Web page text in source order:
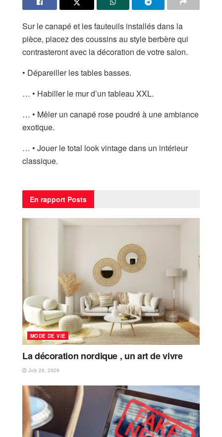
Sur le canapé et les fauteuils installés dans la
pièce, placez des coussins au style berbère qui
contrasteront avec la décoration de votre salon.
• Dépareiller les tables basses.
… • Habiller le mur d’un tableau XXL.
… • Mêler un canapé rose poudré à une ambiance
exotique.
… • Jouer le total look vintage dans un intérieur
classique.
En rapport Posts
MODE DE VIE
La décoration nordique , un art de vivre
July 28, 2026